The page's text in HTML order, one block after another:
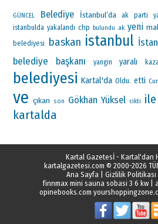
GÜNCEL Belediye İstanbul’da ak parti
istanbulda yakalandı chp bulundu ak yeni
belediyesi
baskan istanbul
belediye başkanı
yangin yaralı kaza
belediyesi Kartal'da Oldu. etti
ve çıkan son Gökhan Yüksel cikti ile
kartalda
Kartal Gazetesİ - Kartal'dan
kartalgazetesi.com © 2000-2026
Ana Sayfa
Gizlilik Politikası
finnmax mini sauna sobasi 3 6 kw|
opinebooks.com